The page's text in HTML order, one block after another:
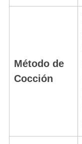
Método de
Cocción